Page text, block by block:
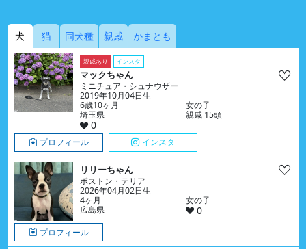
犬 猫 同犬種 親戚 かまとも
親戚あり インスタ
マックちゃん
ミニチュア・シュナウザー
2019年10月04日生
6歳10ヶ月
女の子
埼玉県
親戚 15頭
0
プロフィール インスタ
リリーちゃん
ボストン・テリア
2026年04月02日生
4ヶ月
女の子
広島県
0
プロフィール